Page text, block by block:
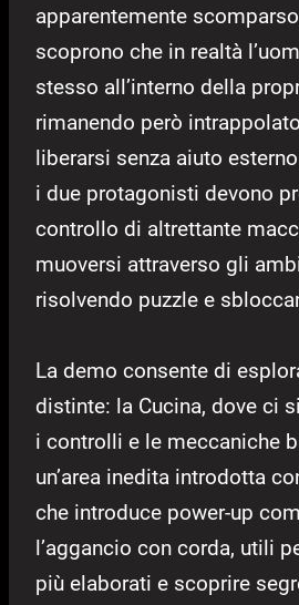
apparentemente
scoprono che in realtà
stesso all’interno della
rimanendo però
liberarsi senza aiuto
i due protagonisti devono
controllo di altrettante
muoversi attraverso gli
risolvendo puzzle e
La demo consente di
distinte: la Cucina, dove ci
i controlli e le meccaniche
un’area inedita introdotta
che introduce power-up
l’aggancio con corda, utili
più elaborati e scoprire